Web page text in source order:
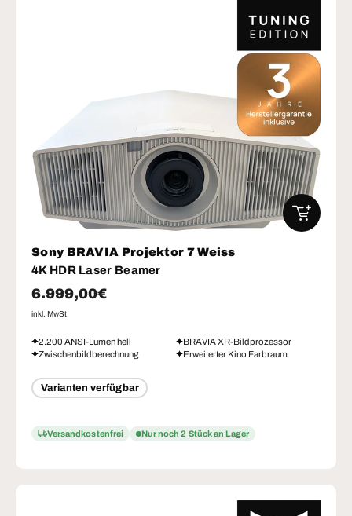
Sony BRAVIA Projektor 7 Weiss
4K HDR Laser Beamer
Normaler Preis
6.999,00€
inkl. MwSt.
2.200 ANSI-Lumen hell
BRAVIA XR-Bildprozessor
Zwischenbildberechnung
Erweiterter Kino Farbraum
Varianten verfügbar
Versandkostenfrei Nur noch 2 Stück an Lager
IN DEN